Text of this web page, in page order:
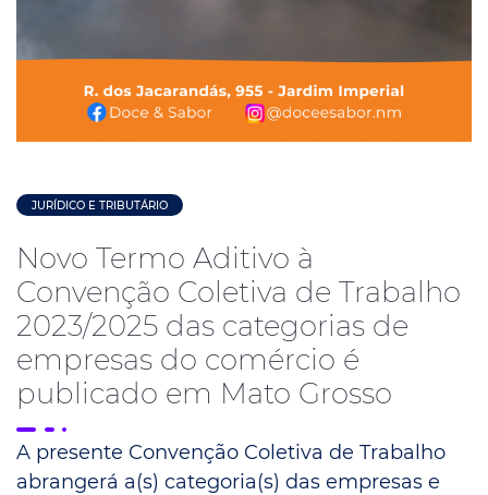
JURÍDICO E TRIBUTÁRIO
Novo Termo Aditivo à
Convenção Coletiva de Trabalho
2023/2025 das categorias de
empresas do comércio é
publicado em Mato Grosso
A presente Convenção Coletiva de Trabalho
abrangerá a(s) categoria(s) das empresas e